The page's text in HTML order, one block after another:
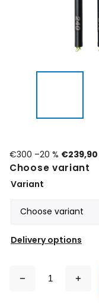
€300 –20 % €239,90
Choose variant
Variant
Delivery options